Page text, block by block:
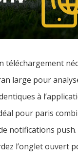
téléchargement
large pour
à
pour paris
notifications push.
l’onglet ouvert